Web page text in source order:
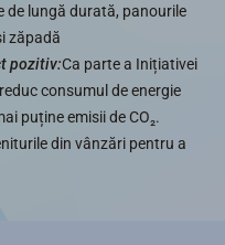
de lungă durată, panourile
zăpadă
pozitiv:Ca parte a Inițiativei
consumul de energie
puține emisii de CO₂.
din vânzări pentru a